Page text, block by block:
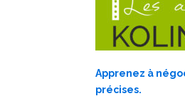
Apprenez à
précises.